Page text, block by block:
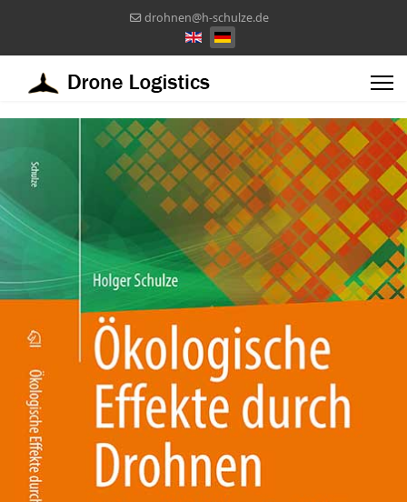
drohnen@h-schulze.de
Sprache auswählen